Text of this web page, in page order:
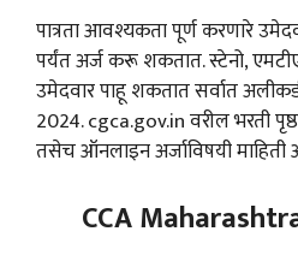
पात्रता आवश्यकता पूर्ण करणारे
पर्यंत अर्ज करू शकतात. स्टेनो,
उमेदवार पाहू शकतात सर्वात
2024. cgca.gov.in वरील भरती
तसेच ऑनलाइन अर्जाविषयी
CCA